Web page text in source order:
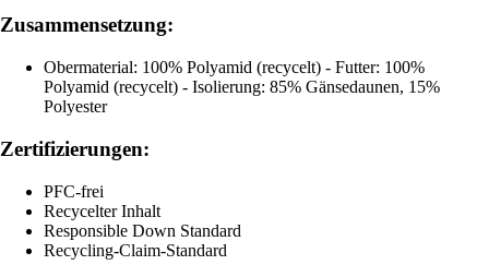
Zusammensetzung:
Obermaterial: 100% Polyamid (recycelt) - Futter: 100%
Polyamid (recycelt) - Isolierung: 85% Gänsedaunen, 15%
Polyester
Zertifizierungen:
PFC-frei
Recycelter Inhalt
Responsible Down Standard
Recycling-Claim-Standard